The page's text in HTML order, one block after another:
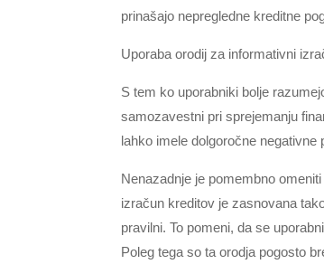
prinašajo nepregledne kreditne
Uporaba orodij za informativni
S tem ko uporabniki bolje
samozavestni pri sprejemanju
lahko imele dolgoročne negativne
Nenazadnje je pomembno
izračun kreditov je zasnovana
pravilni. To pomeni, da se
Poleg tega so ta orodja pogosto